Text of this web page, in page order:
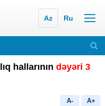
Az Ru
hallarının dəyəri 3
A- A+